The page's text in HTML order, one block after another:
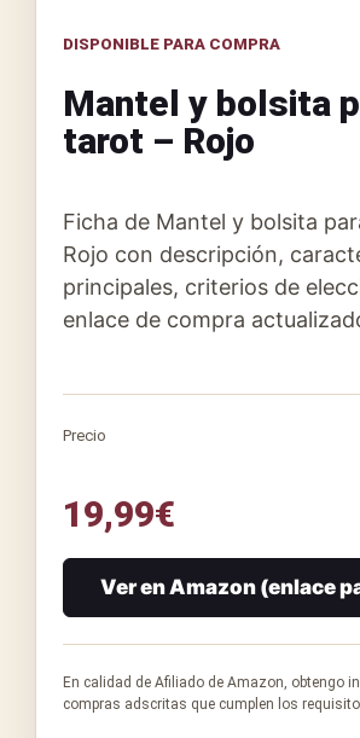
DISPONIBLE PARA COMPRA
Mantel y bolsita
tarot – Rojo
Ficha de Mantel y bolsita
Rojo con descripción,
principales, criterios de
enlace de compra
Precio
19,99€
Ver en Amazon (enlace
En calidad de Afiliado de Amazon, obtengo
compras adscritas que cumplen los